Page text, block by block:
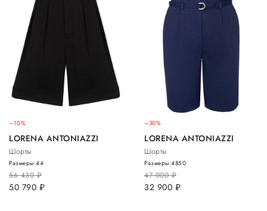
–10%
LORENA ANTONIAZZI
Шорты
56 430руб.
50 790 руб.
Размеры:44
–30%
LORENA ANTONIAZZI
Шорты
47 000руб.
32 900 руб.
Размеры:4850